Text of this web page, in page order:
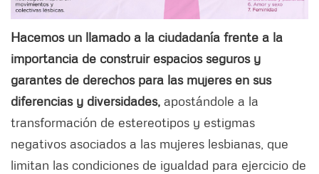
Hacemos un llamado a la ciudadanía frente a la
importancia de construir espacios seguros y
garantes de derechos para las mujeres en sus
diferencias y diversidades, apostándole a la
transformación de estereotipos y estigmas
negativos asociados a las mujeres lesbianas, que
limitan las condiciones de igualdad para ejercicio de